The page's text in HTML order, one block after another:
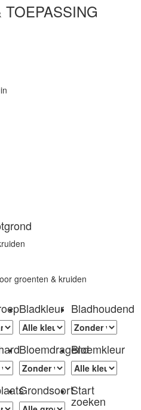
groenten & kruiden
Bladkleur Bladhoudend
BloemdragendBloemkleur
GrondsoortStart
zoeken